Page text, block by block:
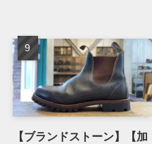
【ブランドストーン】【加